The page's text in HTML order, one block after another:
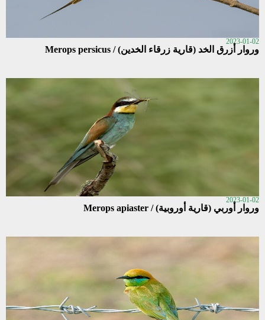
2023-01-02
وروار أزرق الخد (قارية زرقاء الخدين) / Merops persicus
2023-01-02
وروار أوربي (قارية أوروبية) / Merops apiaster